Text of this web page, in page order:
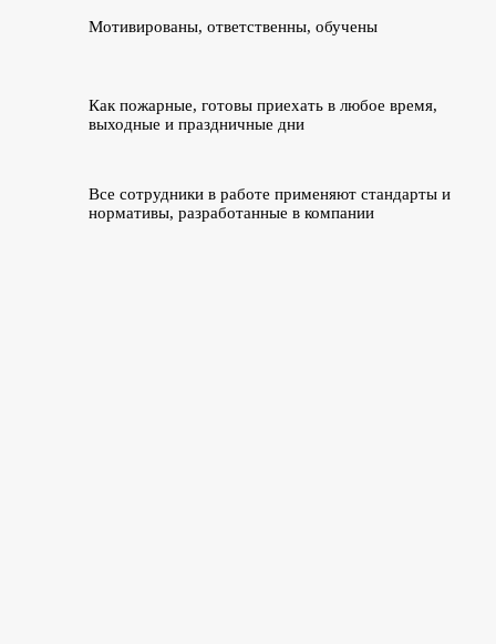
Мотивированы, ответственны, обучены
Как пожарные, готовы приехать в любое время,
выходные и праздничные дни
Все сотрудники в работе применяют стандарты и
нормативы, разработанные в компании